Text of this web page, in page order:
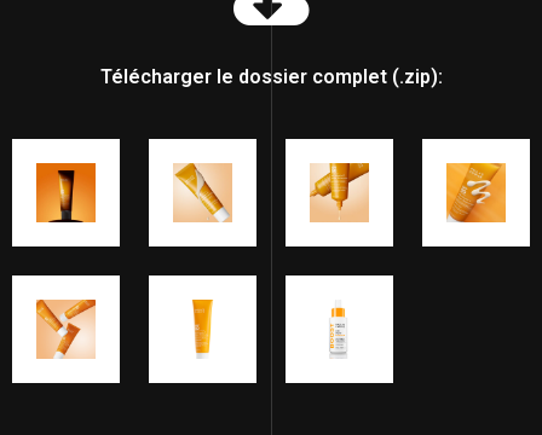
Télécharger le dossier complet (.zip):